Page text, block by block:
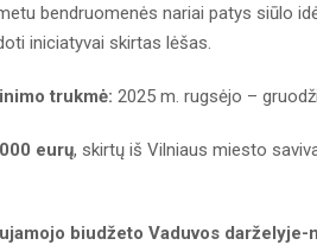
bendruomenės nariai patys siūlo
iniciatyvai skirtas lėšas.
trukmė: 2025 m. rugsėjo –
eurų, skirtų iš Vilniaus miesto
biudžeto Vaduvos